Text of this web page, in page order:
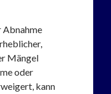
Abnahme
Mängel
oder
kann